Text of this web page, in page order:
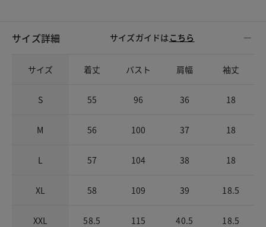
サイズ詳細 サイズガイドは こちら
サイズ 着丈 バスト 肩幅 袖丈
S 55 96 36 18
M 56 100 37 18
L 57 104 38 18
XL 58 109 39 18.5
XXL 58.5 115 40.5 18.5